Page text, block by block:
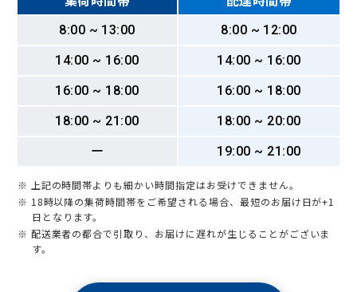
8:00 ~ 13:00
8:00 ~ 12:00
14:00 ~ 16:00
14:00 ~ 16:00
16:00 ~ 18:00
16:00 ~ 18:00
18:00 ~ 21:00
18:00 ~ 20:00
ー
19:00 ~ 21:00
※ 上記の時間帯よりも細かい時間指定はお受けできません。
※ 18時以降の集荷時間帯をご希望される場合、最短のお届け日が+1
日となります。
※ 配送業者の都合で引取り、お届けに遅れが生じることがございま
す。